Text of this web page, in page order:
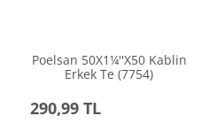
Poelsan 50X1¼''X50 Kablin
Erkek Te (7754)
290,99 TL